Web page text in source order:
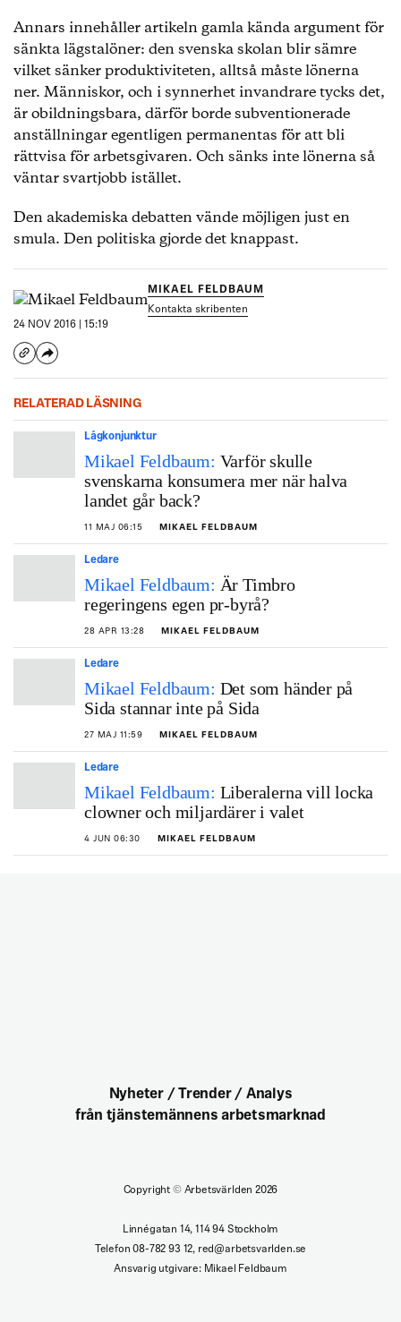
Annars innehåller artikeln gamla kända argument för
sänkta lägstalöner: den svenska skolan blir sämre
vilket sänker produktiviteten, alltså måste lönerna
ner. Människor, och i synnerhet invandrare tycks det,
är obildningsbara, därför borde subventionerade
anställningar egentligen permanentas för att bli
rättvisa för arbetsgivaren. Och sänks inte lönerna så
väntar svartjobb istället.
Den akademiska debatten vände möjligen just en
smula. Den politiska gjorde det knappast.
MIKAEL FELDBAUM
Kontakta skribenten
24 NOV 2016 | 15:19
RELATERAD LÄSNING
Lågkonjunktur
Mikael Feldbaum: Varför skulle
svenskarna konsumera mer när halva
landet går back?
11 MAJ 06:15 MIKAEL FELDBAUM
Ledare
Mikael Feldbaum: Är Timbro
regeringens egen pr-byrå?
28 APR 13:28 MIKAEL FELDBAUM
Ledare
Mikael Feldbaum: Det som händer på
Sida stannar inte på Sida
27 MAJ 11:59 MIKAEL FELDBAUM
Ledare
Mikael Feldbaum: Liberalerna vill locka
clowner och miljardärer i valet
4 JUN 06:30 MIKAEL FELDBAUM
Nyheter / Trender / Analys
från tjänstemännens arbetsmarknad
Copyright ©Arbetsvärlden 2026
Linnégatan 14, 114 94 Stockholm
Telefon 08-782 93 12, red@arbetsvarlden.se
Ansvarig utgivare: Mikael Feldbaum